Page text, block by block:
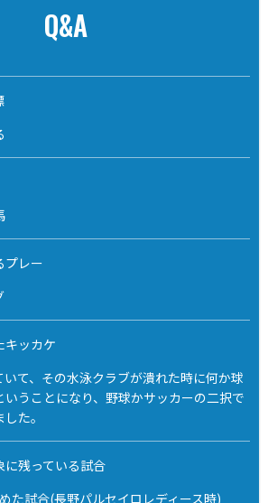
Q&A
プレー
キッカケ
て、その水泳クラブが潰れた時に何か球
いうことになり、野球かサッカーの二択で
た。
残っている試合
た試合(長野パルセイロレディース時)